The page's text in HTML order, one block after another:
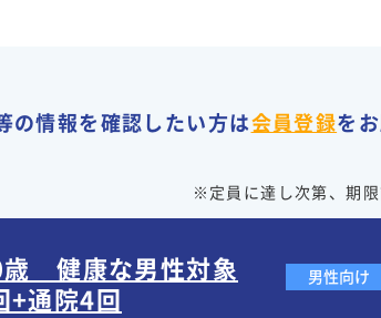
の情報を確認したい方は会員登録を
※定員に達し次第、期限
男性向け
健康な男性対象
+通院4回